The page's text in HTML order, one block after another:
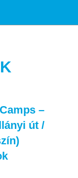
–
út /